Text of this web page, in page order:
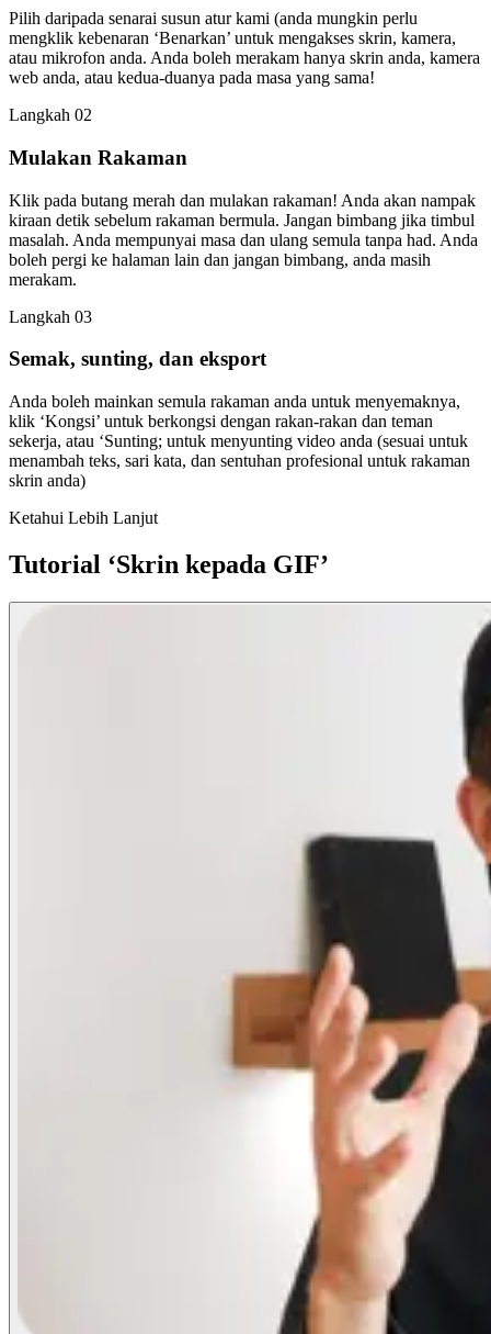
Pilih daripada senarai susun atur kami (anda mungkin perlu
mengklik kebenaran ‘Benarkan’ untuk mengakses skrin, kamera,
atau mikrofon anda. Anda boleh merakam hanya skrin anda, kamera
web anda, atau kedua-duanya pada masa yang sama!
Langkah 02
Mulakan Rakaman
Klik pada butang merah dan mulakan rakaman! Anda akan nampak
kiraan detik sebelum rakaman bermula. Jangan bimbang jika timbul
masalah. Anda mempunyai masa dan ulang semula tanpa had. Anda
boleh pergi ke halaman lain dan jangan bimbang, anda masih
merakam.
Langkah 03
Semak, sunting, dan eksport
Anda boleh mainkan semula rakaman anda untuk menyemaknya,
klik ‘Kongsi’ untuk berkongsi dengan rakan-rakan dan teman
sekerja, atau ‘Sunting; untuk menyunting video anda (sesuai untuk
menambah teks, sari kata, dan sentuhan profesional untuk rakaman
skrin anda)
Ketahui Lebih Lanjut
Tutorial ‘Skrin kepada GIF’